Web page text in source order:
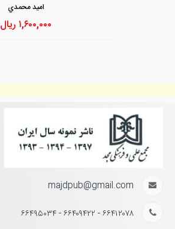
اميد محمدي
۱,۶۰۰,۰۰۰ ریال
majdpub@gmail.com
۶۶۴۱۲۰۷۸ - ۶۶۴۰۹۴۲۲ - ۶۶۴۹۵۰۳۴